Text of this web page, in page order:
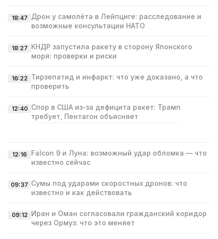
18:47 Дрон у самолёта в Лейпциге: расследование и
возможные консультации НАТО
18:27 КНДР запустила ракету в сторону Японского
моря: проверки и риски
16:22 Тирзепатид и инфаркт: что уже доказано, а что
проверить
12:40 Спор в США из‑за дефицита ракет: Трамп
требует, Пентагон объясняет
12:16
Falcon 9 и Луна: возможный удар обломка — что
известно сейчас
09:37 Сумы под ударами скоростных дронов: что
известно и как действовать
09:12 Иран и Оман согласовали гражданский коридор
через Ормуз: что это меняет